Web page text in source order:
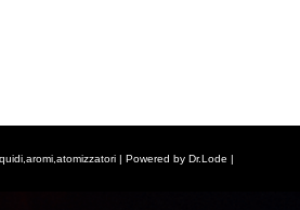
| Powered by Dr.Lode |